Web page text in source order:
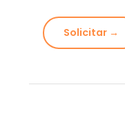
Solicitar →